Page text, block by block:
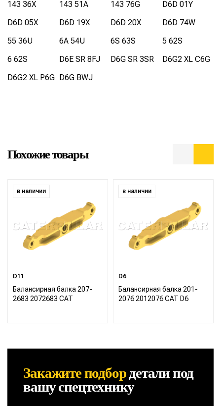
143 36X 143 51A 143 76G
D6D 01Y
D6D 05X
D6D 19X D6D 20X
D6D 74W
55 36U
6A 54U 6S 63S
5 62S
6 62S
D6E SR 8FJ D6G SR 3SR
D6G2 XL C6G
D6G2 XL P6G D6G BWJ
Похожие товары
в наличии
D11
Балансирная балка 207-
2683 2072683 CAT
в наличии
D6
Балансирная балка 201-
2076 2012076 CAT D6
Закажите подбордеталипод
вашу спецтехнику